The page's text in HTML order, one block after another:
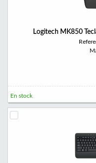
Logitech MK850
En stock